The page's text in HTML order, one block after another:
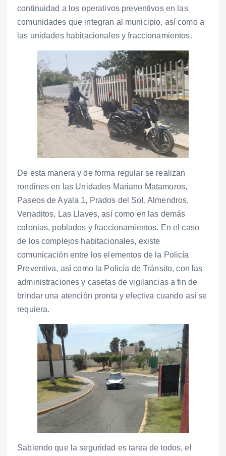
continuidad a los operativos preventivos en las
comunidades que integran al municipio, así como a
las unidades habitacionales y fraccionamientos.
De esta manera y de forma regular se realizan
rondines en las Unidades Mariano Matamoros,
Paseos de Ayala 1, Prados del Sol, Almendros,
Venaditos, Las Llaves, así como en las demás
colonias, poblados y fraccionamientos. En el caso
de los complejos habitacionales, existe
comunicación entre los elementos de la Policía
Preventiva, así como la Policía de Tránsito, con las
administraciones y casetas de vigilancias a fin de
brindar una atención pronta y efectiva cuando así se
requiera.
Sabiendo que la seguridad es tarea de todos, el